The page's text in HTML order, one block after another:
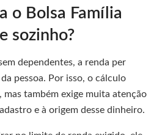
o Bolsa Família
sozinho?
dependentes, a renda per
pessoa. Por isso, o cálculo
também exige muita atenção
e à origem desse dinheiro.